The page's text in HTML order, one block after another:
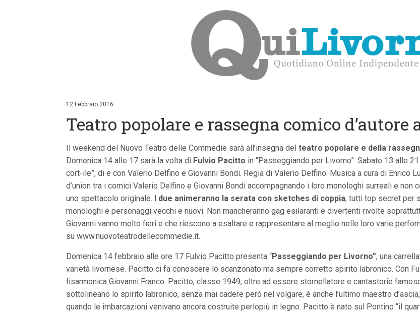
i
i
n
t
e
n
t
i
r
i
c
p
l
i
a
i
12 Febbraio 2016
Teatro popolare e rassegna comico d’autore
Il weekend del Nuovo Teatro delle Commedie sarà all’insegna delteatro popolare e della
Domenica 14 alle 17 sarà la volta di Fulvio Pacitto in “Passeggiando per Livorno”. Sabato 13 alle
cort-ile”, di e con Valerio Delfino e Giovanni Bondi. Regia di Valerio Delfino. Musica a cura di Enrico
d’union tra i comici Valerio Delfino e Giovanni Bondi accompagnando i loro monologhi surreali e
uno spettacolo originale. I due animeranno la serata con sketches di coppia, tutti top secret per
monologhi e personaggi vecchi e nuovi. Non mancheranno gag esilaranti e divertenti rivolte
Giovanni vanno molto fieri e che riescono a esaltare e rappresentare al meglio nelle loro varie
su www.nuovoteatrodellecommedie.it.
Domenica 14 febbraio alle ore 17 Fulvio Pacitto presenta “Passeggiando per Livorno”, una
varietà livornese. Pacitto ci fa conoscere lo scanzonato ma sempre corretto spirito labronico. Con
fisarmonica Giovanni Franco. Pacitto, classe 1949, oltre ad essere stornellatore e cantastorie
sottolineano lo spirito labronico, senza mai cadere però nel volgare, è anche l’ultimo maestro
quando le imbarcazioni venivano ancora costruite perlopiù in legno. Pacitto è nato sul Pontino “il